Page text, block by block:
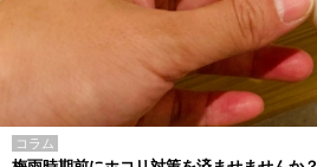
コラム